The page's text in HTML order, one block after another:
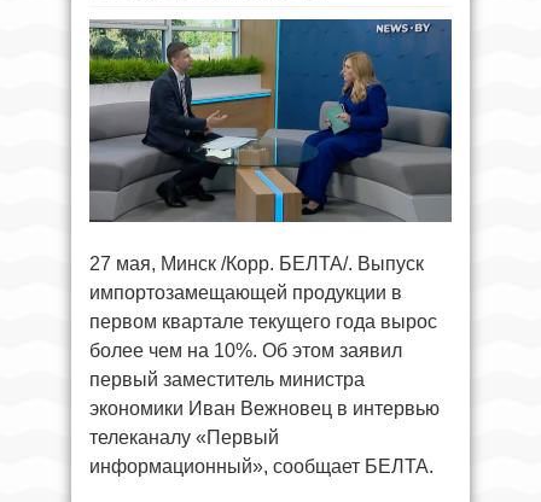
27 мая, Минск /Корр. БЕЛТА/. Выпуск
импортозамещающей продукции в
первом квартале текущего года вырос
более чем на 10%. Об этом заявил
первый заместитель министра
экономики Иван Вежновец в интервью
телеканалу «Первый
информационный», сообщает БЕЛТА.